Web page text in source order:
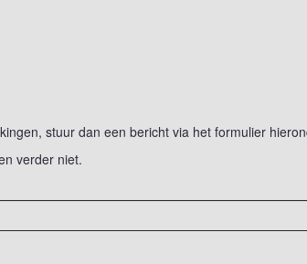
stuur dan een bericht via het formulier
verder niet.